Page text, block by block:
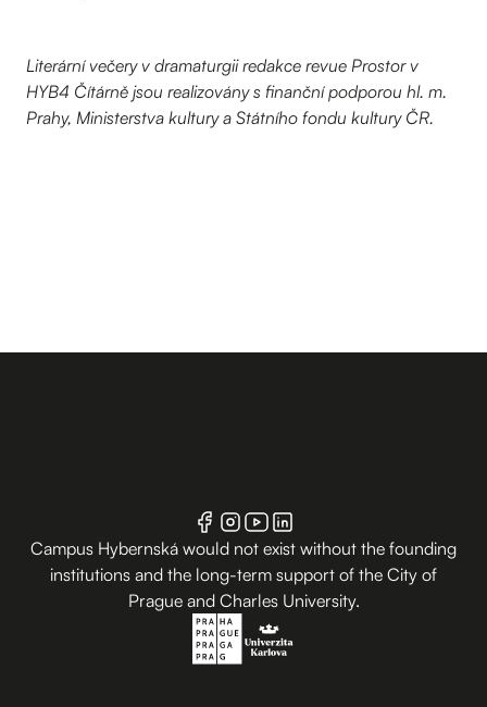
Literární večery v dramaturgii redakce revue Prostor v
HYB4 Čítárně jsou realizovány s finanční podporou hl. m.
Prahy, Ministerstva kultury a Státního fondu kultury ČR.
Campus Hybernská would not exist without the founding
institutions and the long-term support of the City of
Prague and Charles University.